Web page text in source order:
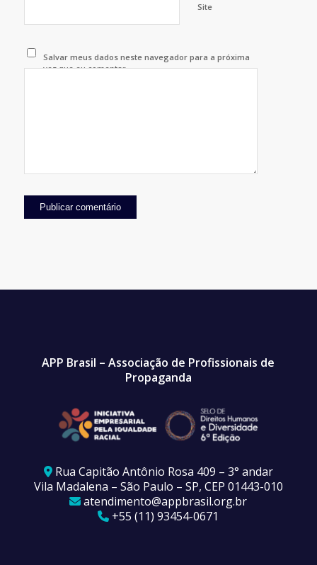
Site
Salvar meus dados neste navegador para a próxima
vez que eu comentar.
APP Brasil – Associação de Profissionais de
Propaganda
Rua Capitão Antônio Rosa 409 – 3° andar
Vila Madalena – São Paulo – SP, CEP 01443-010
atendimento@appbrasil.org.br
+55 (11) 93454-0671